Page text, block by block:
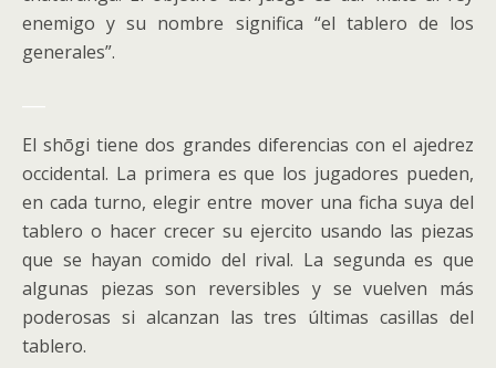
enemigo y su nombre significa “el tablero de los
generales”.
El shōgi tiene dos grandes diferencias con el ajedrez
occidental. La primera es que los jugadores pueden,
en cada turno, elegir entre mover una ficha suya del
tablero o hacer crecer su ejercito usando las piezas
que se hayan comido del rival. La segunda es que
algunas piezas son reversibles y se vuelven más
poderosas si alcanzan las tres últimas casillas del
tablero.